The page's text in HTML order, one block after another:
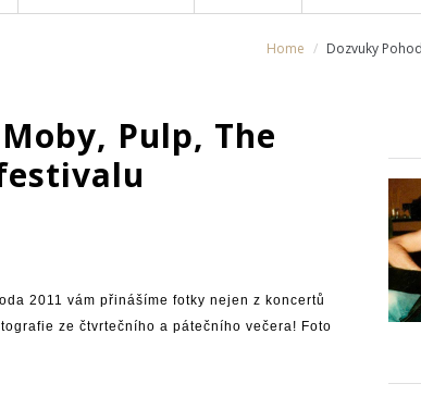
Home Dozvuky
Pulp, The
2011 vám přinášíme fotky nejen z koncertů
ze čtvrtečního a pátečního večera! Foto